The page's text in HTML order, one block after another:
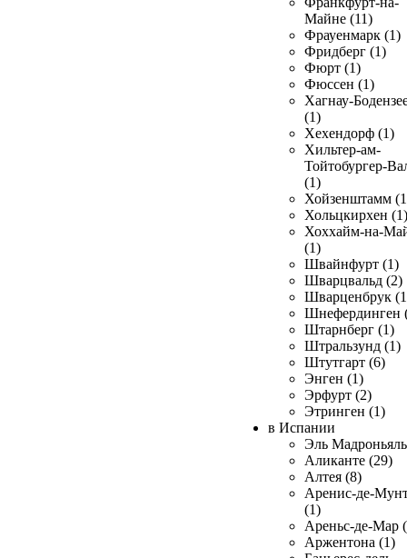
Майне (11)
Фрауенмарк (1)
Фридберг (1)
Фюрт (1)
Фюссен (1)
Хагнау-
(1)
Хехендорф (1)
Хильтер-ам-
Тойтобургер-
(1)
Хойзенштамм
Хольцкирхен (1)
Хоххайм-на-
(1)
Швайнфурт (1)
Шварцвальд (2)
Шварценбрук
Шнефердинген
Штарнберг (1)
Штральзунд (1)
Штутгарт (6)
Энген (1)
Эрфурт (2)
Этринген (1)
в Испании
Эль
Аликанте (29)
Алтея (8)
Аренис-де-
(1)
Ареньс-де-Мар
Аржентона (1)